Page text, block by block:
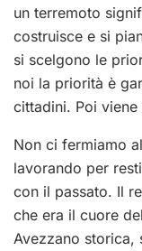
un terremoto
costruisce e si
si scelgono le
noi la priorità è
cittadini. Poi viene
Non ci fermiamo
lavorando per
con il passato. Il
che era il cuore
Avezzano storica,